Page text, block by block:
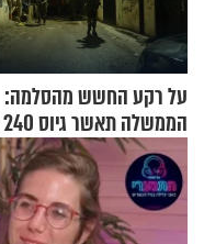
על רקע החשש מהסלמה:
אנשי מילואים